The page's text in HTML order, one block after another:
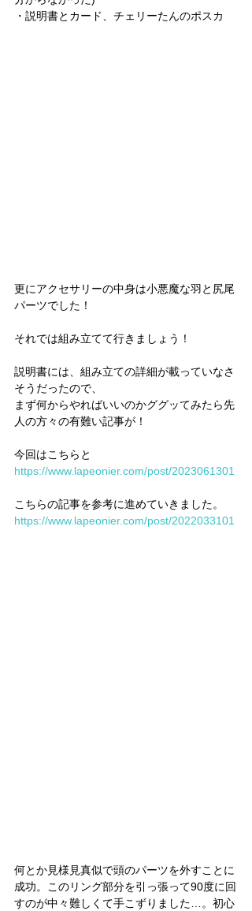
・説明書とカード、チェリーたんのポスカ
更にアクセサリーの中身は小悪魔な羽と尻尾
パーツでした！
それでは組み立てて行きましょう！
説明書には、組み立ての詳細が載っていなさ
そうだったので、
まず何からやればいいのかググッてみたら先
人の方々の有難い記事が！
今回はこちらと
https://www.lapeonier.com/post/2023061301
こちらの記事を参考に進めていきました。
https://www.lapeonier.com/post/2022033101
何とか見様見真似で頭のパーツを外すことに
成功。このリング部分を引っ張って90度に回
すのが中々難しくて手こずりました…。初心